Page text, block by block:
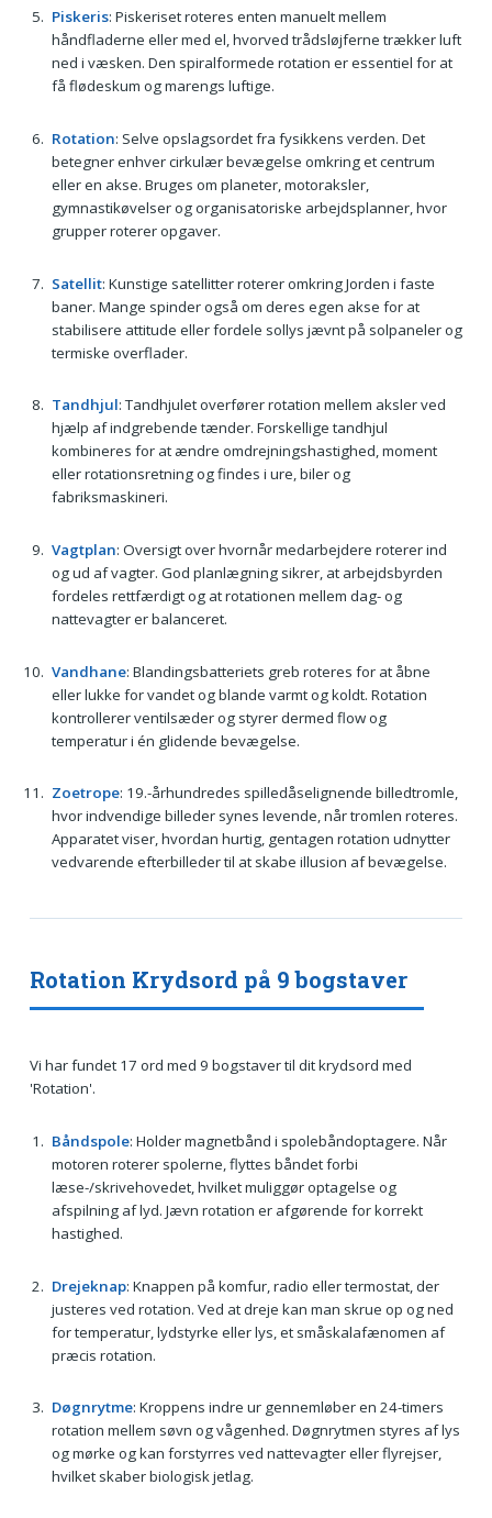
Piskeris: Piskeriset roteres enten manuelt mellem
håndfladerne eller med el, hvorved tråd­sløjferne trækker luft
ned i væsken. Den spiralformede rotation er essentiel for at
få flødeskum og marengs luftige.
Rotation: Selve opslagsordet fra fysikkens verden. Det
betegner enhver cirkulær bevægelse omkring et centrum
eller en akse. Bruges om planeter, motoraksler,
gymnastikøvelser og organisatoriske arbejdsplanner, hvor
grupper roterer opgaver.
Satellit: Kunstige satellitter roterer omkring Jorden i faste
baner. Mange spinder også om deres egen akse for at
stabilisere attitude eller fordele sollys jævnt på solpaneler og
termiske overflader.
Tandhjul: Tandhjulet overfører rotation mellem aksler ved
hjælp af indgrebende tænder. Forskellige tandhjul
kombineres for at ændre omdrejningshastighed, moment
eller rotationsretning og findes i ure, biler og
fabriksmaskineri.
Vagtplan: Oversigt over hvornår medarbejdere roterer ind
og ud af vagter. God planlægning sikrer, at arbejdsbyrden
fordeles rettfærdigt og at rotationen mellem dag- og
nattevagter er balanceret.
Vandhane: Blandingsbatteriets greb roteres for at åbne
eller lukke for vandet og blande varmt og koldt. Rotation
kontrollerer ventilsæder og styrer dermed flow og
temperatur i én glidende bevægelse.
Zoetrope: 19.-århundredes spilledåselignende billedtromle,
hvor indvendige billeder synes levende, når tromlen roteres.
Apparatet viser, hvordan hurtig, gentagen rotation udnytter
vedvarende efterbilleder til at skabe illusion af bevægelse.
Rotation Krydsord på 9 bogstaver
Vi har fundet 17 ord med 9 bogstaver til dit krydsord med
'Rotation'.
Båndspole: Holder magnetbånd i spolebåndoptagere. Når
motoren roterer spolerne, flyttes båndet forbi
læse-/skrivehovedet, hvilket muliggør optagelse og
afspilning af lyd. Jævn rotation er afgørende for korrekt
hastighed.
Drejeknap: Knappen på komfur, radio eller termostat, der
justeres ved rotation. Ved at dreje kan man skrue op og ned
for temperatur, lydstyrke eller lys, et småskalafænomen af
præcis rotation.
Døgnrytme: Kroppens indre ur gennemløber en 24-timers
rotation mellem søvn og vågenhed. Døgnrytmen styres af lys
og mørke og kan forstyrres ved nattevagter eller flyrejser,
hvilket skaber biologisk jetlag.